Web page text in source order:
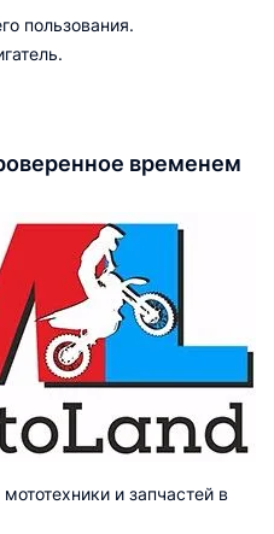
пользования.
временем
и запчастей в